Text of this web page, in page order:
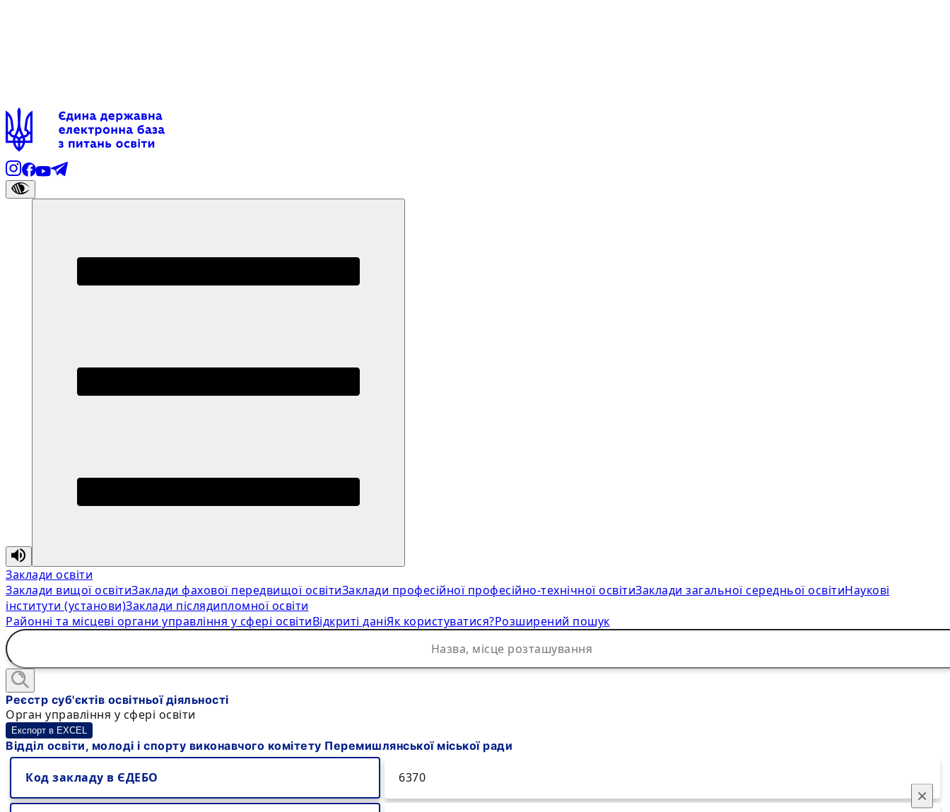
Заклади освіти
Заклади вищої освітиЗаклади фахової передвищої освітиЗаклади професійної професійно-технічної освітиЗаклади загальної середньої освітиНаукові
інститути (установи)Заклади післядипломної освіти
Районні та місцеві органи управління у сфері освітиВідкриті даніЯк користуватися?Розширений пошук
×
Реєстр суб'єктів освітньої діяльності
Орган управління у сфері освіти
Експорт в EXCEL
Відділ освіти, молоді і спорту виконавчого комітету Перемишлянської міської ради
Код закладу в ЄДЕБО 6370